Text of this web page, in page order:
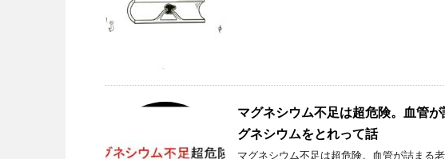
マグネシウム不足は超危険。血管
グネシウムをとれって話
マグネシウム不足は超危険。血管が詰まる